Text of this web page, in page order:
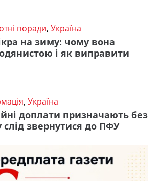
поради, Україна
на зиму: чому вона
і як виправити
, Україна
доплати призначають без
звернутися до ПФУ